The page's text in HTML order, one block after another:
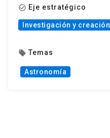
check_circle_outline Eje estratégico
Investigación y creación
local_offer Temas
Astronomía